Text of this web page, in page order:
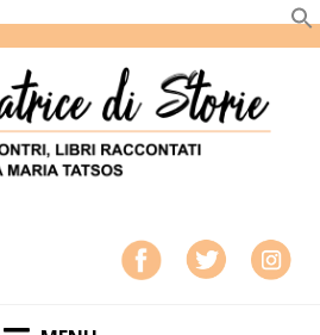
DI STORIE
LIBRI RACCONTATI DA MARIA
TATSOS